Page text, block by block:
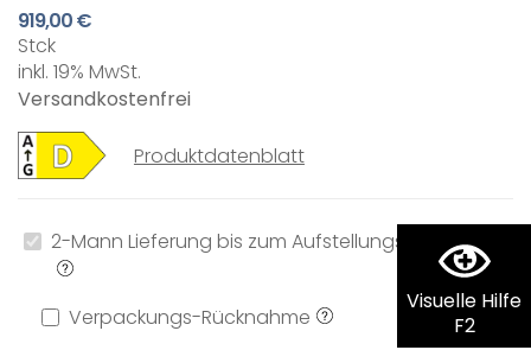
Visuelle Hilfe
F2
919,00 €
Stck
inkl. 19% MwSt.
Versandkostenfrei
Produktdatenblatt
2-Mann Lieferung bis zum Aufstellungsort 0,00 €
Verpackungs-Rücknahme
0,00 €